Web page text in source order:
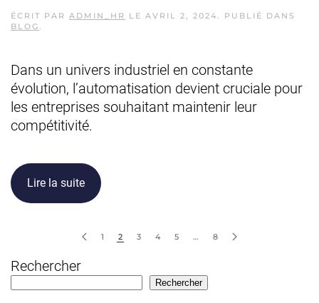
ÉCRIT PAR ADMIN_HR LE AVRIL 2, 2024. PUBLIÉ DANS
BLOG.
Dans un univers industriel en constante
évolution, l’automatisation devient cruciale pour
les entreprises souhaitant maintenir leur
compétitivité.
Lire la suite
1 2 3 4 5 … 8
Rechercher
Rechercher